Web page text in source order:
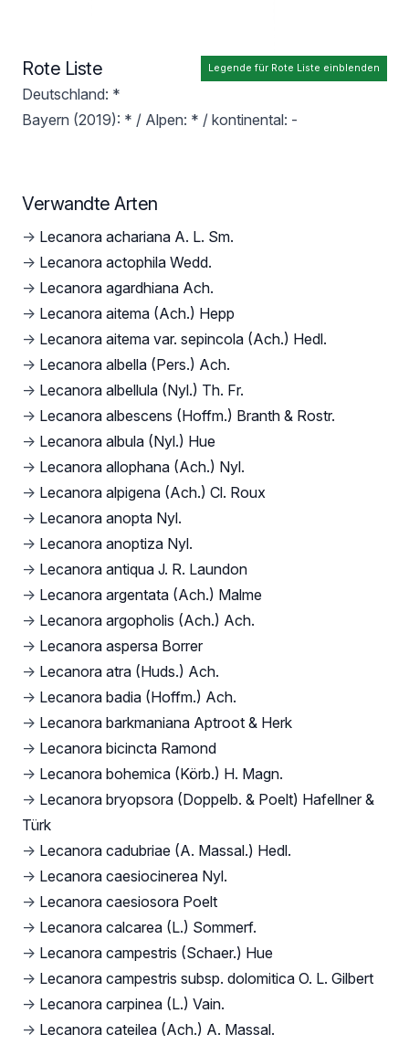
Legende für Rote Liste einblenden
Rote Liste
Deutschland: *
Bayern (2019): * / Alpen: * / kontinental: -
Verwandte Arten
→ Lecanora achariana A. L. Sm.
→ Lecanora actophila Wedd.
→ Lecanora agardhiana Ach.
→ Lecanora aitema (Ach.) Hepp
→ Lecanora aitema var. sepincola (Ach.) Hedl.
→ Lecanora albella (Pers.) Ach.
→ Lecanora albellula (Nyl.) Th. Fr.
→ Lecanora albescens (Hoffm.) Branth & Rostr.
→ Lecanora albula (Nyl.) Hue
→ Lecanora allophana (Ach.) Nyl.
→ Lecanora alpigena (Ach.) Cl. Roux
→ Lecanora anopta Nyl.
→ Lecanora anoptiza Nyl.
→ Lecanora antiqua J. R. Laundon
→ Lecanora argentata (Ach.) Malme
→ Lecanora argopholis (Ach.) Ach.
→ Lecanora aspersa Borrer
→ Lecanora atra (Huds.) Ach.
→ Lecanora badia (Hoffm.) Ach.
→ Lecanora barkmaniana Aptroot & Herk
→ Lecanora bicincta Ramond
→ Lecanora bohemica (Körb.) H. Magn.
→ Lecanora bryopsora (Doppelb. & Poelt) Hafellner &
Türk
→ Lecanora cadubriae (A. Massal.) Hedl.
→ Lecanora caesiocinerea Nyl.
→ Lecanora caesiosora Poelt
→ Lecanora calcarea (L.) Sommerf.
→ Lecanora campestris (Schaer.) Hue
→ Lecanora campestris subsp. dolomitica O. L. Gilbert
→ Lecanora carpinea (L.) Vain.
→ Lecanora cateilea (Ach.) A. Massal.